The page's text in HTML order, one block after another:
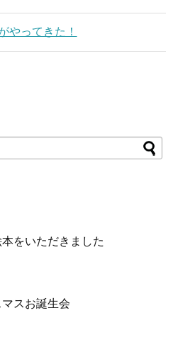
やってきた！
本をいただきました
マスお誕生会